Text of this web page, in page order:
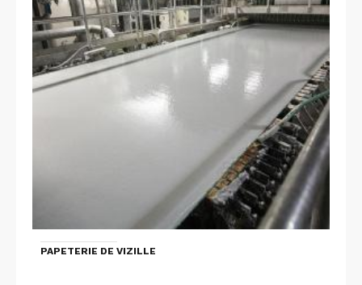
PAPETERIE DE VIZILLE